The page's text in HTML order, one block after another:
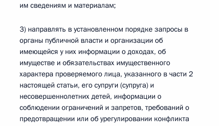
им сведениям и материалам;
3) направлять в установленном порядке запросы в
органы публичной власти и организации об
имеющейся у них информации о доходах, об
имуществе и обязательствах имущественного
характера проверяемого лица, указанного в части 2
настоящей статьи, его супруги (супруга) и
несовершеннолетних детей, информации о
соблюдении ограничений и запретов, требований о
предотвращении или об урегулировании конфликта